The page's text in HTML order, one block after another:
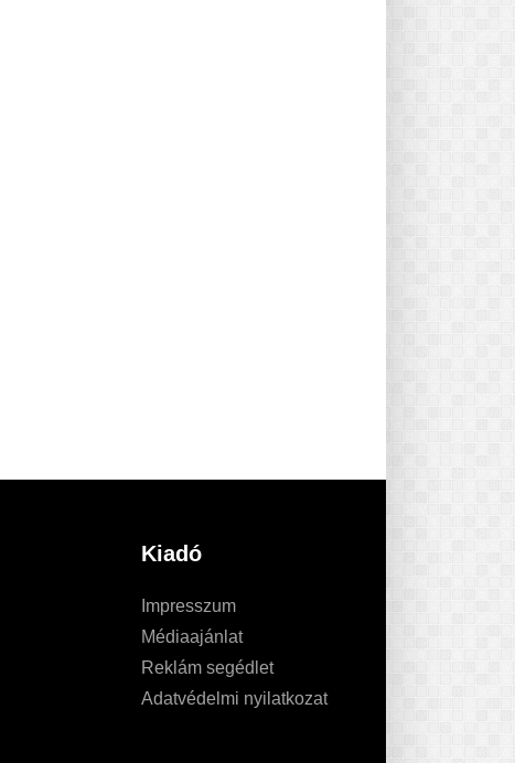
Kiadó
Impresszum
Médiaajánlat
Reklám segédlet
Adatvédelmi nyilatkozat